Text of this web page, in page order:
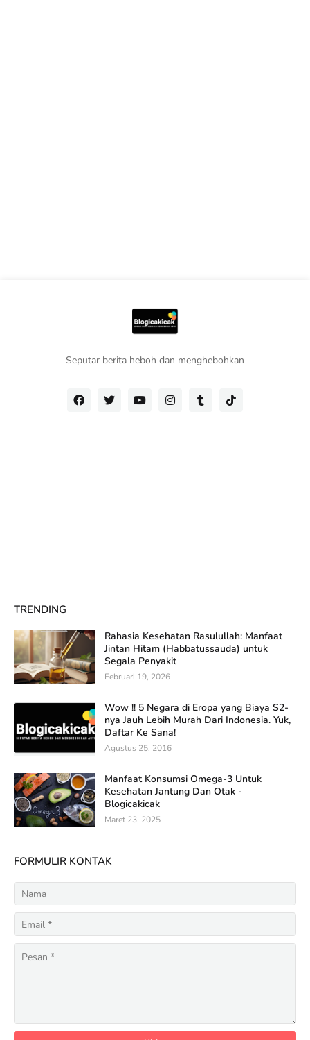
Seputar berita heboh dan menghebohkan
TRENDING
Rahasia Kesehatan Rasulullah: Manfaat
Jintan Hitam (Habbatussauda) untuk
Segala Penyakit
Februari 19, 2026
Wow !! 5 Negara di Eropa yang Biaya S2-
nya Jauh Lebih Murah Dari Indonesia. Yuk,
Daftar Ke Sana!
Agustus 25, 2016
Manfaat Konsumsi Omega-3 Untuk
Kesehatan Jantung Dan Otak -
Blogicakicak
Maret 23, 2025
FORMULIR KONTAK